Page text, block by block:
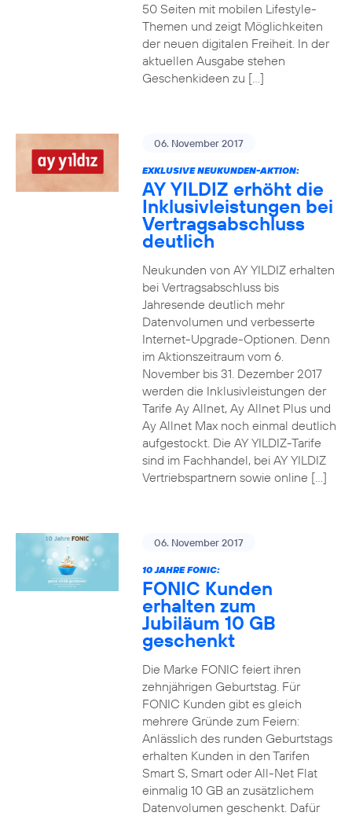
50 Seiten mit mobilen Lifestyle-
Themen und zeigt Möglichkeiten
der neuen digitalen Freiheit. In der
aktuellen Ausgabe stehen
Geschenkideen zu […]
06. November 2017
EXKLUSIVE NEUKUNDEN-AKTION:
AY YILDIZ erhöht die
Inklusivleistungen bei
Vertragsabschluss
deutlich
Neukunden von AY YILDIZ erhalten
bei Vertragsabschluss bis
Jahresende deutlich mehr
Datenvolumen und verbesserte
Internet-Upgrade-Optionen. Denn
im Aktionszeitraum vom 6.
November bis 31. Dezember 2017
werden die Inklusivleistungen der
Tarife Ay Allnet, Ay Allnet Plus und
Ay Allnet Max noch einmal deutlich
aufgestockt. Die AY YILDIZ-Tarife
sind im Fachhandel, bei AY YILDIZ
Vertriebspartnern sowie online […]
06. November 2017
10 JAHRE FONIC:
FONIC Kunden
erhalten zum
Jubiläum 10 GB
geschenkt
Die Marke FONIC feiert ihren
zehnjährigen Geburtstag. Für
FONIC Kunden gibt es gleich
mehrere Gründe zum Feiern:
Anlässlich des runden Geburtstags
erhalten Kunden in den Tarifen
Smart S, Smart oder All-Net Flat
einmalig 10 GB an zusätzlichem
Datenvolumen geschenkt. Dafür